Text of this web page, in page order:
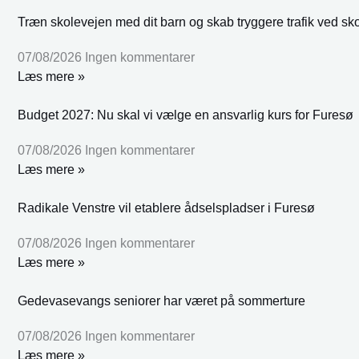
Træn skolevejen med dit barn og skab tryggere trafik ved
07/08/2026 Ingen kommentarer
Læs mere »
Budget 2027: Nu skal vi vælge en ansvarlig kurs for Furesø
07/08/2026 Ingen kommentarer
Læs mere »
Radikale Venstre vil etablere ådselspladser i Furesø
07/08/2026 Ingen kommentarer
Læs mere »
Gedevasevangs seniorer har været på sommerture
07/08/2026 Ingen kommentarer
Læs mere »